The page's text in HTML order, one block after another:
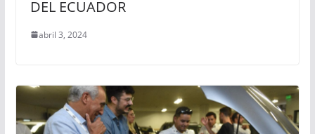
DEL ECUADOR
abril 3, 2024